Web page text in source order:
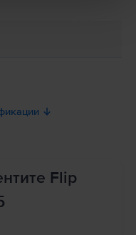
за безопасност
Flip